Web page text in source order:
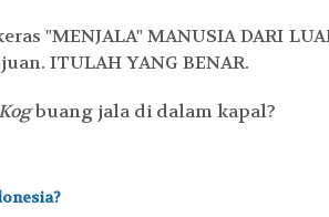
"MENJALA" MANUSIA DARI
ITULAH YANG BENAR.
buang jala di dalam kapal?